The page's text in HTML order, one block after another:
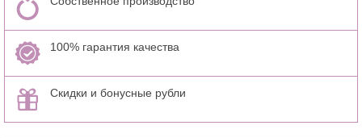
100% гарантия качества
Скидки и бонусные рубли